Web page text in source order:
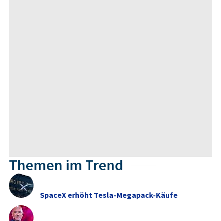
Themen im Trend
SpaceX erhöht Tesla-Megapack-Käufe